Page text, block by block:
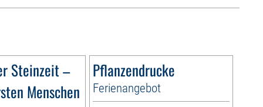
Steinzeit –
Menschen
Pflanzendrucke
Ferienangebot